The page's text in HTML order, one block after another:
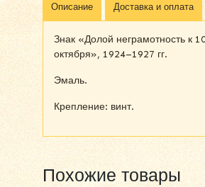
Описание Доставка и оплата
Знак «Долой неграмотность к
октября», 1924–1927 гг.
Эмаль.
Крепление: винт.
Похожие товары